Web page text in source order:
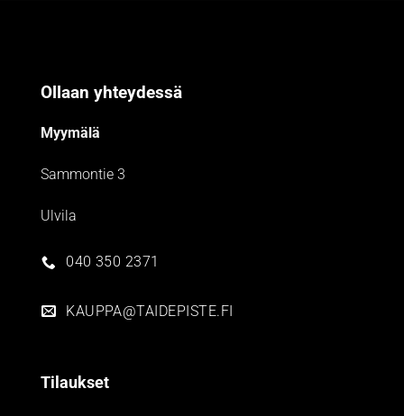
Ollaan yhteydessä
Myymälä
Sammontie 3
Ulvila
040 350 2371
KAUPPA@TAIDEPISTE.FI
Tilaukset